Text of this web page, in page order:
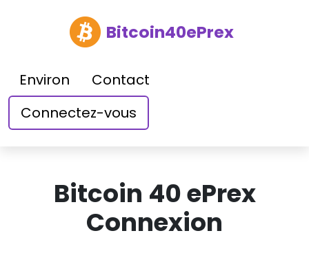
Bitcoin40ePrex
Environ
Contact
Connectez-vous
Bitcoin 40 ePrex
Connexion